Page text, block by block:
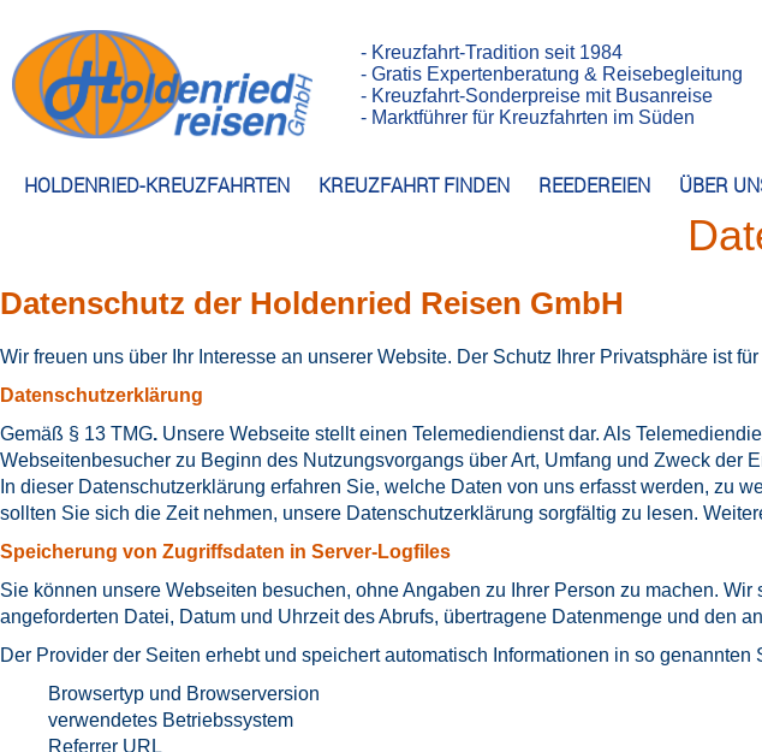
HOLDENRIED-KREUZFAHRTEN KREUZFAHRT FINDEN REEDEREIEN ÜBER
- Kreuzfahrt-Tradition seit 1984
- Gratis Expertenberatung & Reisebegleitung
- Kreuzfahrt-Sonderpreise mit Busanreise
- Marktführer für Kreuzfahrten im Süden
Datenschutz der Holdenried Reisen GmbH
Wir freuen uns über Ihr Interesse an unserer Website. Der Schutz Ihrer Privatsphäre ist
Datenschutzerklärung
Gemäß § 13 TMG. Unsere Webseite stellt einen Telemediendienst dar. Als
Webseitenbesucher zu Beginn des Nutzungsvorgangs über Art, Umfang und Zweck der
In dieser Datenschutzerklärung erfahren Sie, welche Daten von uns erfasst werden, zu
sollten Sie sich die Zeit nehmen, unsere Datenschutzerklärung sorgfältig zu lesen.
Speicherung von Zugriffsdaten in Server-Logfiles
Sie können unsere Webseiten besuchen, ohne Angaben zu Ihrer Person zu machen.
angeforderten Datei, Datum und Uhrzeit des Abrufs, übertragene Datenmenge und den
Der Provider der Seiten erhebt und speichert automatisch Informationen in so
Browsertyp und Browserversion
verwendetes Betriebssystem
Referrer URL